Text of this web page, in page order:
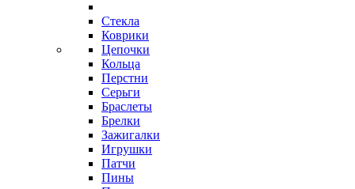
Стекла
Коврики
Цепочки
Кольца
Перстни
Серьги
Браслеты
Брелки
Зажигалки
Игрушки
Патчи
Пины